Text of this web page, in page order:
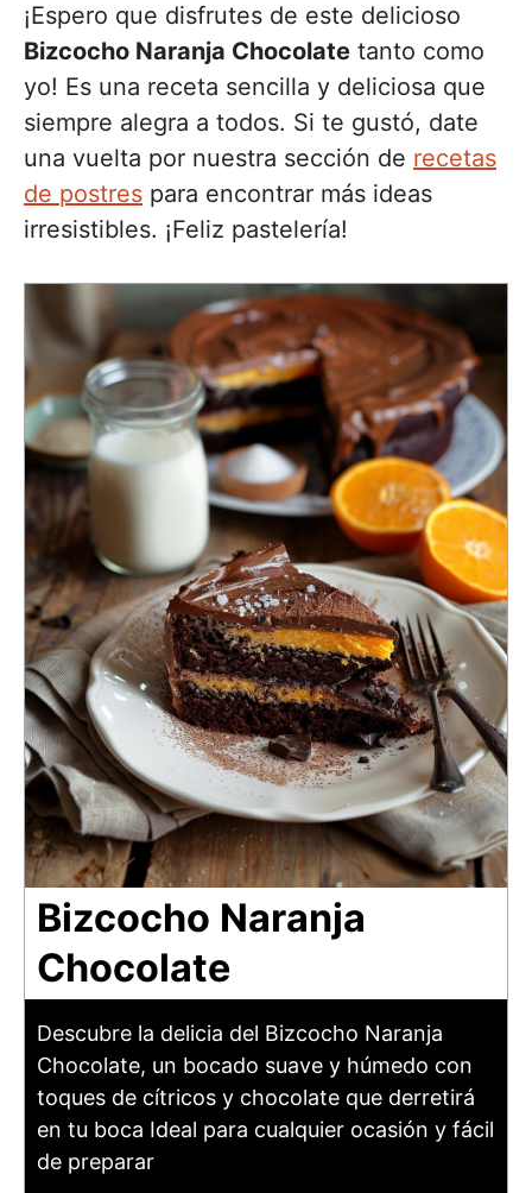
¡Espero que disfrutes de este delicioso
Bizcocho Naranja Chocolate tanto como
yo! Es una receta sencilla y deliciosa que
siempre alegra a todos. Si te gustó, date
una vuelta por nuestra sección de recetas
de postres para encontrar más ideas
irresistibles. ¡Feliz pastelería!
Bizcocho Naranja
Chocolate
Descubre la delicia del Bizcocho Naranja
Chocolate, un bocado suave y húmedo con
toques de cítricos y chocolate que derretirá
en tu boca Ideal para cualquier ocasión y fácil
de preparar